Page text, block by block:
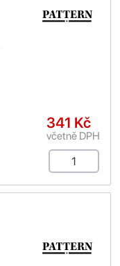
341 Kč
včetně DPH